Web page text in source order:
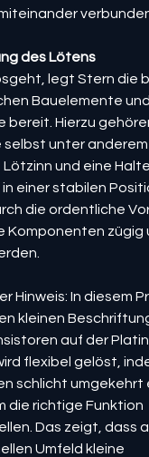
des Lötens
legt Stern die
Bauelemente und
bereit. Hierzu
selbst unter anderem
und eine
einer stabilen
die ordentliche
Komponenten zügig
Hinweis: In diesem
kleinen
auf der
flexibel gelöst,
schlicht
die richtige Funktion
Das zeigt, dass
Umfeld kleine